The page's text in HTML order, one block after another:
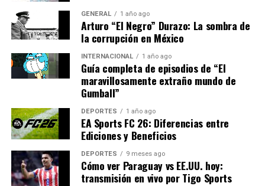
oro. Este evento no solo celebra el deporte, sino
también la herencia cultural de Madrid, abriendo nuevas
económico en la región.
La iniciativa podría servir de modelo para otras regiones
A medida que el circuito avanza, se espera que más
ciudades consideren la posibilidad de albergar eventos
similares, ampliando así el impacto positivo del golf en
el turismo y la cultura.
GENERAL 1 año ago
Arturo “El Negro” Durazo: La sombra de
la corrupción en México
INTERNACIONAL 1 año ago
Guía completa de episodios de “El
maravillosamente extraño mundo de
Gumball”
DEPORTES 1 año ago
EA Sports FC 26: Diferencias entre
Ediciones y Beneficios
DEPORTES 9 meses ago
Cómo ver Paraguay vs EE.UU. hoy:
transmisión en vivo por Tigo Sports